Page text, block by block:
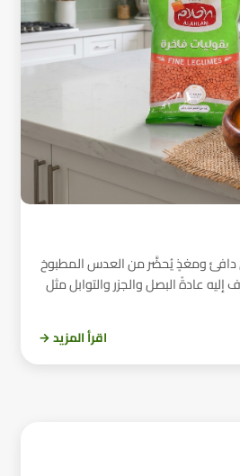
ومغذٍ يُحضَّر من العدس المطبوخ
عادةً البصل والجزر والتوابل مثل
اقرأ المزيد →